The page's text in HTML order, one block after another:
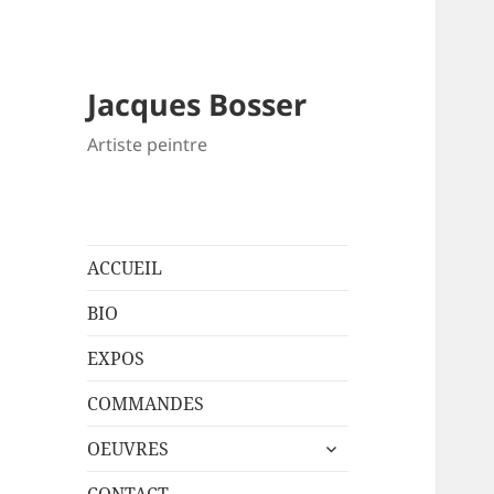
Jacques Bosser
Artiste peintre
ACCUEIL
BIO
EXPOS
COMMANDES
OEUVRES
ouvrir